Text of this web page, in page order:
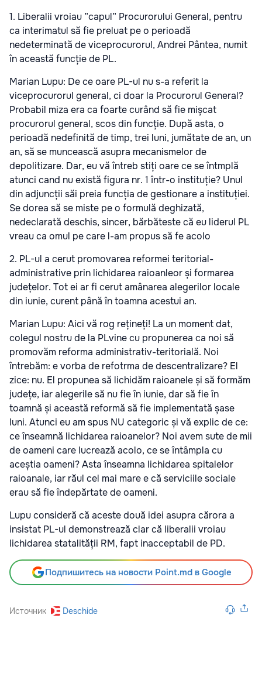
1. Liberalii vroiau ”capul” Procurorului General, pentru
ca interimatul să fie preluat pe o perioadă
nedeterminată de viceprocurorul, Andrei Pântea, numit
în această funcție de PL.
Marian Lupu: De ce oare PL-ul nu s-a referit la
viceprocurorul general, ci doar la Procurorul General?
Probabil miza era ca foarte curând să fie mișcat
procurorul general, scos din funcție. După asta, o
perioadă nedefinită de timp, trei luni, jumătate de an, un
an, să se muncească asupra mecanismelor de
depolitizare. Dar, eu vă întreb stiți oare ce se întmplă
atunci cand nu există figura nr. 1 într-o instituție? Unul
din adjuncții săi preia funcția de gestionare a instituției.
Se dorea să se miste pe o formulă deghizată,
nedeclarată deschis, sincer, bărbăteste că eu liderul PL
vreau ca omul pe care l-am propus să fe acolo
2. PL-ul a cerut promovarea reformei teritorial-
administrative prin lichidarea raioanleor și formarea
județelor. Tot ei ar fi cerut amânarea alegerilor locale
din iunie, curent până în toamna acestui an.
Marian Lupu: Aici vă rog rețineți! La un moment dat,
colegul nostru de la PLvine cu propunerea ca noi să
promovăm reforma administrativ-teritorială. Noi
întrebăm: e vorba de refotrma de descentralizare? El
zice: nu. El propunea să lichidăm raioanele și să formăm
județe, iar alegerile să nu fie în iunie, dar să fie în
toamnă și această reformă să fie implementată șase
luni. Atunci eu am spus NU categoric și vă explic de ce:
ce înseamnă lichidarea raioanelor? Noi avem sute de mii
de oameni care lucrează acolo, ce se întâmpla cu
aceștia oameni? Asta înseamna lichidarea spitalelor
raioanale, iar răul cel mai mare e că serviciile sociale
erau să fie îndepărtate de oameni.
Lupu consideră că aceste două idei asupra cărora a
insistat PL-ul demonstrează clar că liberalii vroiau
lichidarea statalității RM, fapt inacceptabil de PD.
Подпишитесь на новости Point.md в Google
Источник Deschide